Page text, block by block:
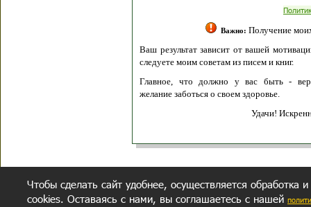
Важно: Получение
Ваш результат зависит от вашей
следуете моим советам из писем и книг.
Главное, что должно у вас быть -
желание заботься о своем здоровье.
Удачи!
Чтобы сделать сайт удобнее, осуществляется обработка
cookies. Оставаясь с нами, вы соглашаетесь с нашей